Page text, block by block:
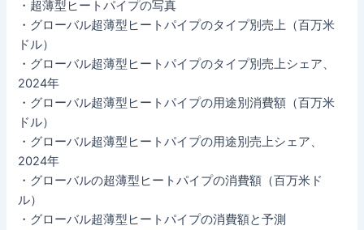
・超薄型ヒートパイプの写真
・グローバル超薄型ヒートパイプのタイプ別売上（百万米
ドル）
・グローバル超薄型ヒートパイプのタイプ別売上シェア、
2024年
・グローバル超薄型ヒートパイプの用途別消費額（百万米
ドル）
・グローバル超薄型ヒートパイプの用途別売上シェア、
2024年
・グローバルの超薄型ヒートパイプの消費額（百万米ド
ル）
・グローバル超薄型ヒートパイプの消費額と予測